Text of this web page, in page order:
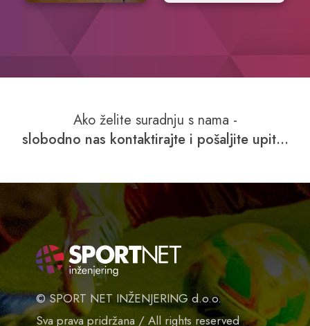
Ako želite suradnju s nama -
slobodno nas kontaktirajte i pošaljite upit...
© SPORT NET INŽENJERING d.o.o.
Sva prava pridržana / All rights reserved